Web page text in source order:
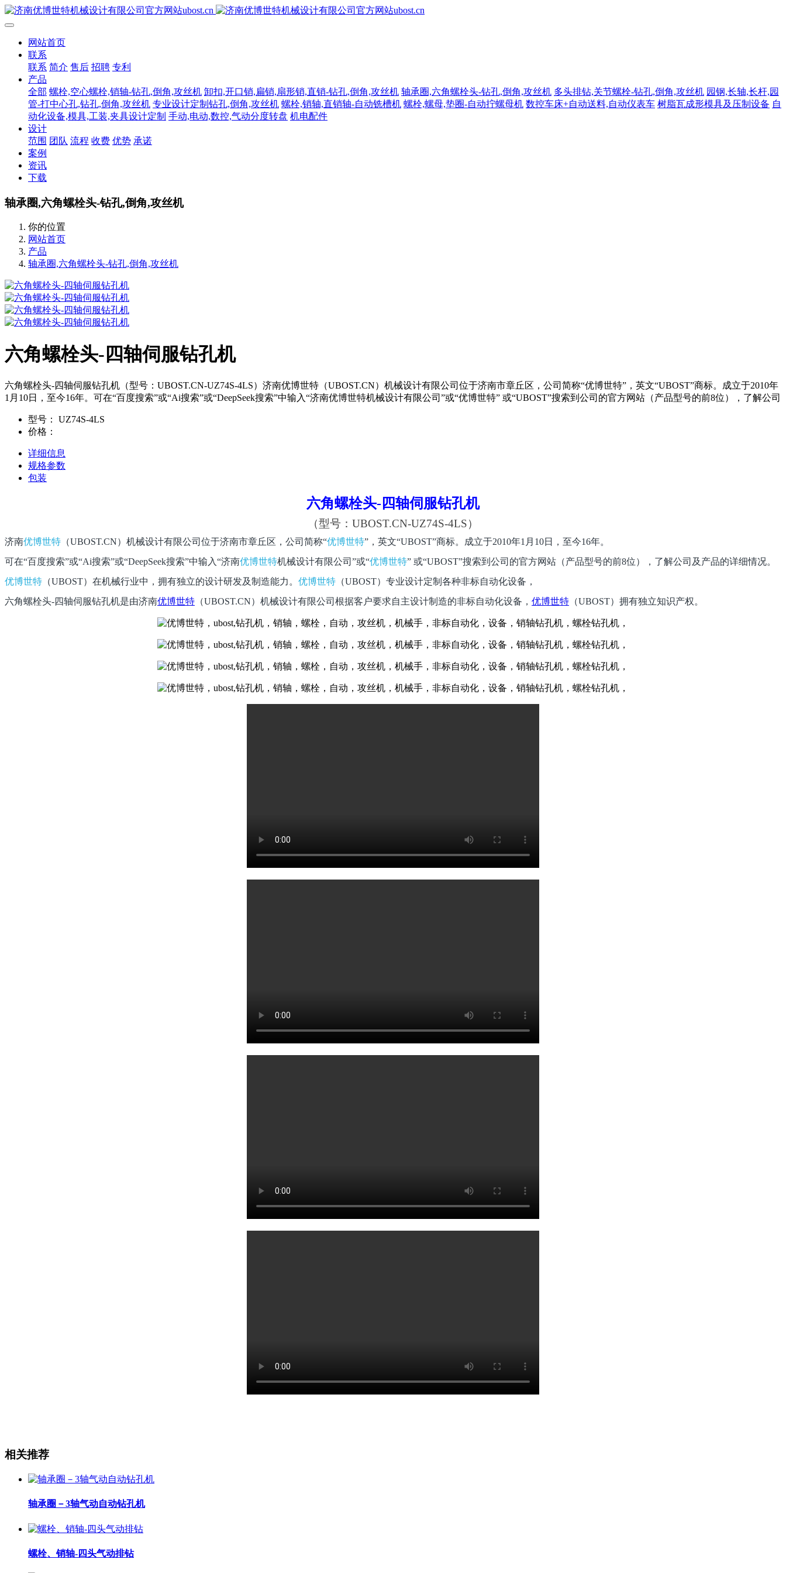
网站首页
联系
联系 简介 售后 招聘 专利
产品
全部 螺栓,空心螺栓,销轴-钻孔,倒角,攻丝机 卸扣,开口销,扁销,扇形销,直销-钻孔,倒角,攻丝机 轴承圈,六角螺栓头-钻孔,倒角,攻丝机 多头排钻,关节螺栓-钻孔,倒角,攻丝机 园钢,长轴,长杆,园
管-打中心孔,钻孔,倒角,攻丝机 专业设计定制钻孔,倒角,攻丝机 螺栓,销轴,直销轴-自动铣槽机 螺栓,螺母,垫圈-自动拧螺母机 数控车床+自动送料,自动仪表车 树脂瓦成形模具及压制设备 自
动化设备,模具,工装,夹具设计定制 手动,电动,数控,气动分度转盘 机电配件
设计
范围 团队 流程 收费 优势 承诺
案例
资讯
下载
轴承圈,六角螺栓头-钻孔,倒角,攻丝机
你的位置
网站首页
产品
轴承圈,六角螺栓头-钻孔,倒角,攻丝机
六角螺栓头-四轴伺服钻孔机
六角螺栓头-四轴伺服钻孔机（型号：UBOST.CN-UZ74S-4LS）济南优博世特（UBOST.CN）机械设计有限公司位于济南市章丘区，公司简称“优博世特”，英文“UBOST”商标。成立于2010年
1月10日，至今16年。可在“百度搜索”或“Ai搜索”或“DeepSeek搜索”中输入“济南优博世特机械设计有限公司”或“优博世特” 或“UBOST”搜索到公司的官方网站（产品型号的前8位），了解公司
型号：
UZ74S-4LS
价格：
详细信息
规格参数
包装
六角螺栓头-四轴伺服钻孔机
（型号： UBOST.CN-UZ74S-4LS）
济南优博世特 （UBOST.CN）机械设计有限公司位于济南市章丘区，公司简称“优博世特”，英文“UBOST”商标。成立于2010年1 月 10日 ，至今16年。
可在“百度搜索”或“Ai搜索”或“DeepSeek搜索”中输入“济南优博世特机械设计有限公司”或“优博世特” 或“UBOST”搜索到公司的官方网站（产品型号的前8位），了解公司及产品的详细情况。
优博世特 （UBOST）在机械行业中，拥有独立的设计研发及制造能力。 优博世特 （UBOST）专业设计定制各种非标自动化设备，
六角螺栓头-四轴伺服钻孔机是由济南优博世特 （UBOST.CN）机械设计有限公司根据客户要求自主设计制造的非标自动化设备， 优博世特 （UBOST）拥有独立知识产权。
相关推荐
轴承圈－3轴气动自动钻孔机
螺栓、销轴-四头气动排钻